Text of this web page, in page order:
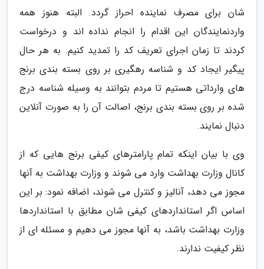
شان برای مصرف نماینده احراز گردد. البته هنوز همه
واردنمایندگان این اقدام را انجام نداده اند و درخواست
کردند تا زمان اجرای تعریف کد را تمدید کنیم. به هر حال
پیگیر ایجاد کد و شناسه رهگیری بر روی بسته بندی برنج
های وارداتی هستیم تا مردم بتوانند به وسیله شناسه درج
شده بر روی بسته بندی برنج، اصالت آن را به صورت آنلاین
دنبال نمایند.
وی با بیان اینکه تمام پارامترهای کیفی برنج هایی که از
کانال وزارت بهداشت وارد می شوند و وزارت بهداشت به آنها
مجوز می دهد، آنالیز و کنترل می شوند، اضافه نمود: بر این
اساس اگر استانداردهای کیفی شان مطابق با استانداردها
وزارت بهداشت باشد، به آنها مجوز می دهیم و مسئله ای از
نظر کیفیت ندارند.